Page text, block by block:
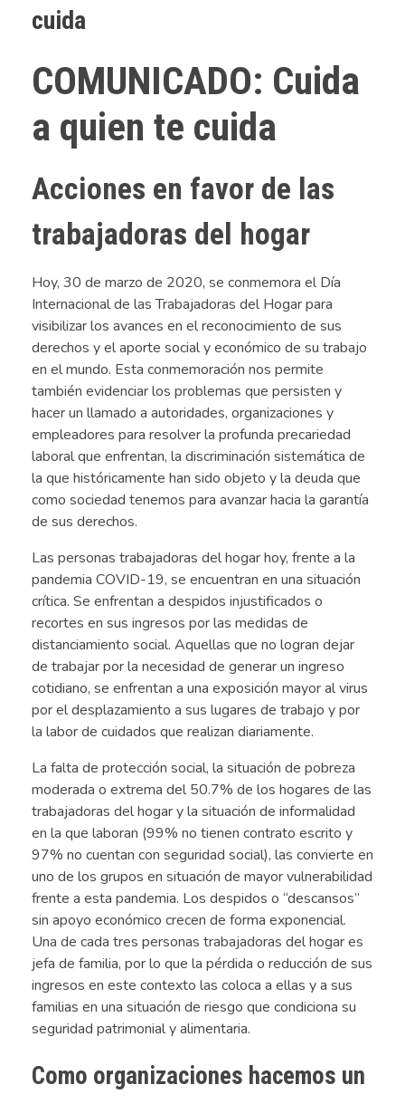
cuida
COMUNICADO: Cuida
a quien te cuida
Acciones en favor de las
trabajadoras del hogar
Hoy, 30 de marzo de 2020, se conmemora el Día
Internacional de las Trabajadoras del Hogar para
visibilizar los avances en el reconocimiento de sus
derechos y el aporte social y económico de su trabajo
en el mundo. Esta conmemoración nos permite
también evidenciar los problemas que persisten y
hacer un llamado a autoridades, organizaciones y
empleadores para resolver la profunda precariedad
laboral que enfrentan, la discriminación sistemática de
la que históricamente han sido objeto y la deuda que
como sociedad tenemos para avanzar hacia la garantía
de sus derechos.
Las personas trabajadoras del hogar hoy, frente a la
pandemia COVID-19, se encuentran en una situación
crítica. Se enfrentan a despidos injustificados o
recortes en sus ingresos por las medidas de
distanciamiento social. Aquellas que no logran dejar
de trabajar por la necesidad de generar un ingreso
cotidiano, se enfrentan a una exposición mayor al virus
por el desplazamiento a sus lugares de trabajo y por
la labor de cuidados que realizan diariamente.
La falta de protección social, la situación de pobreza
moderada o extrema del 50.7% de los hogares de las
trabajadoras del hogar y la situación de informalidad
en la que laboran (99% no tienen contrato escrito y
97% no cuentan con seguridad social), las convierte en
uno de los grupos en situación de mayor vulnerabilidad
frente a esta pandemia. Los despidos o “descansos”
sin apoyo económico crecen de forma exponencial.
Una de cada tres personas trabajadoras del hogar es
jefa de familia, por lo que la pérdida o reducción de sus
ingresos en este contexto las coloca a ellas y a sus
familias en una situación de riesgo que condiciona su
seguridad patrimonial y alimentaria.
Como organizaciones hacemos un